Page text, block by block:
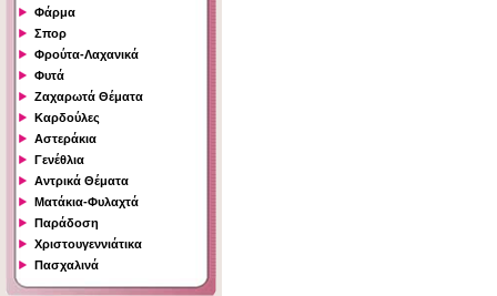
Φάρμα
Σπορ
Φρούτα-Λαχανικά
Φυτά
Ζαχαρωτά Θέματα
Καρδούλες
Αστεράκια
Γενέθλια
Αντρικά Θέματα
Ματάκια-Φυλαχτά
Παράδοση
Χριστουγεννιάτικα
Πασχαλινά